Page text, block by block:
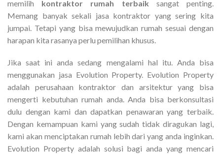
memilih kontraktor rumah terbaik sangat penting.
Memang banyak sekali jasa kontraktor yang sering kita
jumpai. Tetapi yang bisa mewujudkan rumah sesuai dengan
harapan kita rasanya perlu pemilihan khusus.
Jika saat ini anda sedang mengalami hal itu. Anda bisa
menggunakan jasa Evolution Property. Evolution Property
adalah perusahaan kontraktor dan arsitektur yang bisa
mengerti kebutuhan rumah anda. Anda bisa berkonsultasi
dulu dengan kami dan dapatkan penawaran yang terbaik.
Dengan kemampuan kami yang sudah tidak diragukan lagi,
kami akan menciptakan rumah lebih dari yang anda inginkan.
Evolution Property adalah solusi bagi anda yang mencari